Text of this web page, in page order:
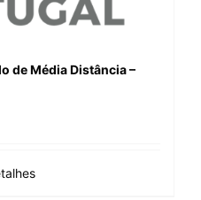
de Média Distância –